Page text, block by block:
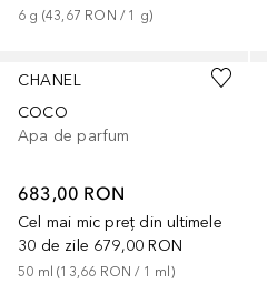
6 g (43,67 RON / 1 g)
CHANEL
COCO
Apa de parfum
683,00 RON
Cel mai mic preț din ultimele
30 de zile 679,00 RON
50 ml (13,66 RON / 1 ml)